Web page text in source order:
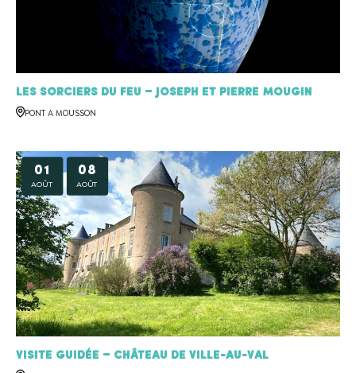
Les sorciers du feu – Joseph et Pierre MOUGIN
PONT A MOUSSON
01
AOÛT
08
AOÛT
Visite Guidée – Château de Ville-au-Val